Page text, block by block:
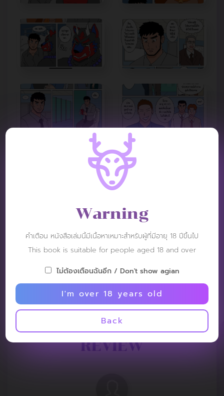
REVIEW
Warning
คำเตือน หนังสือเล่มนี้มีเนื้อหาเหมาะสำหรับผู้ที่มีอายุ 18 ปีขึ้นไป
This book is suitable for people aged 18 and over
ไม่ต้องเตือนฉันอีก / Don't show agian
I'm over 18 years old
Back